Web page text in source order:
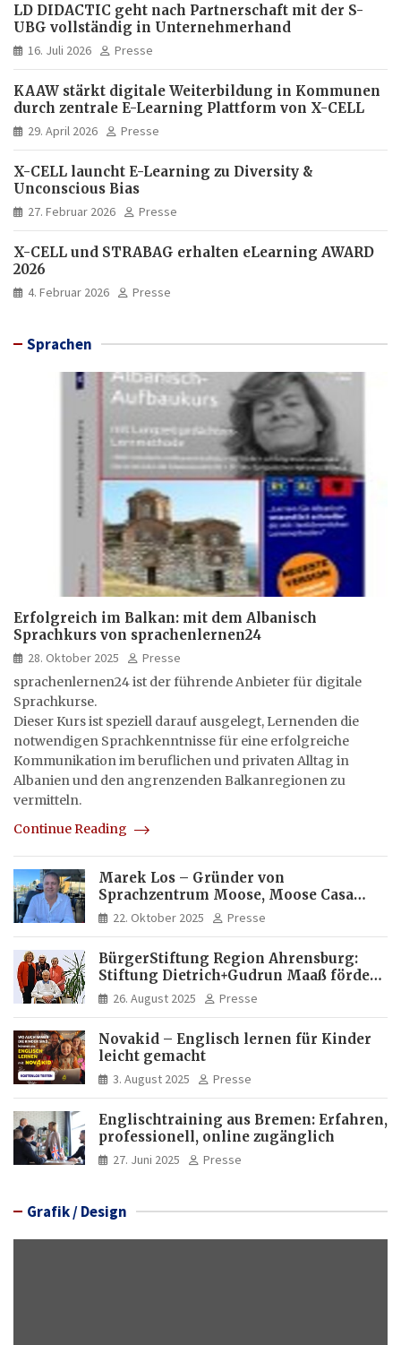
LD DIDACTIC geht nach Partnerschaft mit der S-
UBG vollständig in Unternehmerhand
16. Juli 2026 Presse
KAAW stärkt digitale Weiterbildung in Kommunen
durch zentrale E-Learning Plattform von X-CELL
29. April 2026 Presse
X-CELL launcht E-Learning zu Diversity &
Unconscious Bias
27. Februar 2026 Presse
X-CELL und STRABAG erhalten eLearning AWARD
2026
4. Februar 2026 Presse
Sprachen
Erfolgreich im Balkan: mit dem Albanisch
Sprachkurs von sprachenlernen24
28. Oktober 2025
Presse
sprachenlernen24 ist der führende Anbieter für digitale
Sprachkurse.
Dieser Kurs ist speziell darauf ausgelegt, Lernenden die
notwendigen Sprachkenntnisse für eine erfolgreiche
Kommunikation im beruflichen und privaten Alltag in
Albanien und den angrenzenden Balkanregionen zu
vermitteln.
Continue Reading
Marek Los – Gründer von
Sprachzentrum Moose, Moose Casa
Italia und Apartamento Brasil |
Internationaler Experte für Bildung
22. Oktober 2025 Presse
BürgerStiftung Region Ahrensburg:
Stiftung Dietrich+Gudrun Maaß fördert
Deutschkenntnisse von Frauen
26. August 2025 Presse
Novakid – Englisch lernen für Kinder
leicht gemacht
3. August 2025 Presse
Englischtraining aus Bremen: Erfahren,
professionell, online zugänglich
27. Juni 2025 Presse
Grafik / Design